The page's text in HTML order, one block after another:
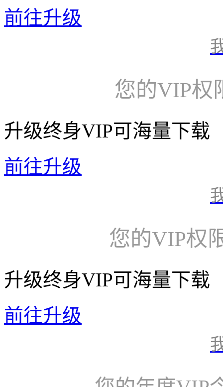
前往升级
您的VIP权
升级终身VIP可海量下载
前往升级
您的VIP权
升级终身VIP可海量下载
前往升级